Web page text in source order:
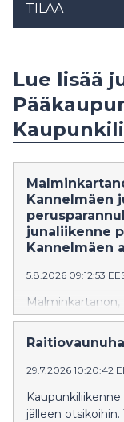
TILAA
Lue lisää
Kannelmäen
junaliikenne
Kannelmäen
5.8.2026 09:12:53
asemien
suunnitelmien
Malminkartanon
29.7.2026 10:20:42
jälleen